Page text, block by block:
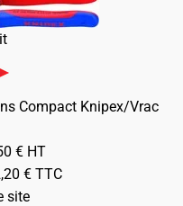
Compact Knipex/Vrac
€ HT
€ TTC
site